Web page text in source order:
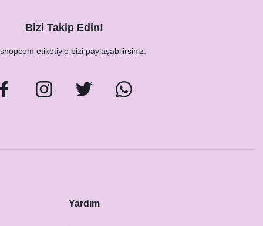
Bizi Takip Edin!
etiketiyle bizi paylaşabilirsiniz.
Yardım